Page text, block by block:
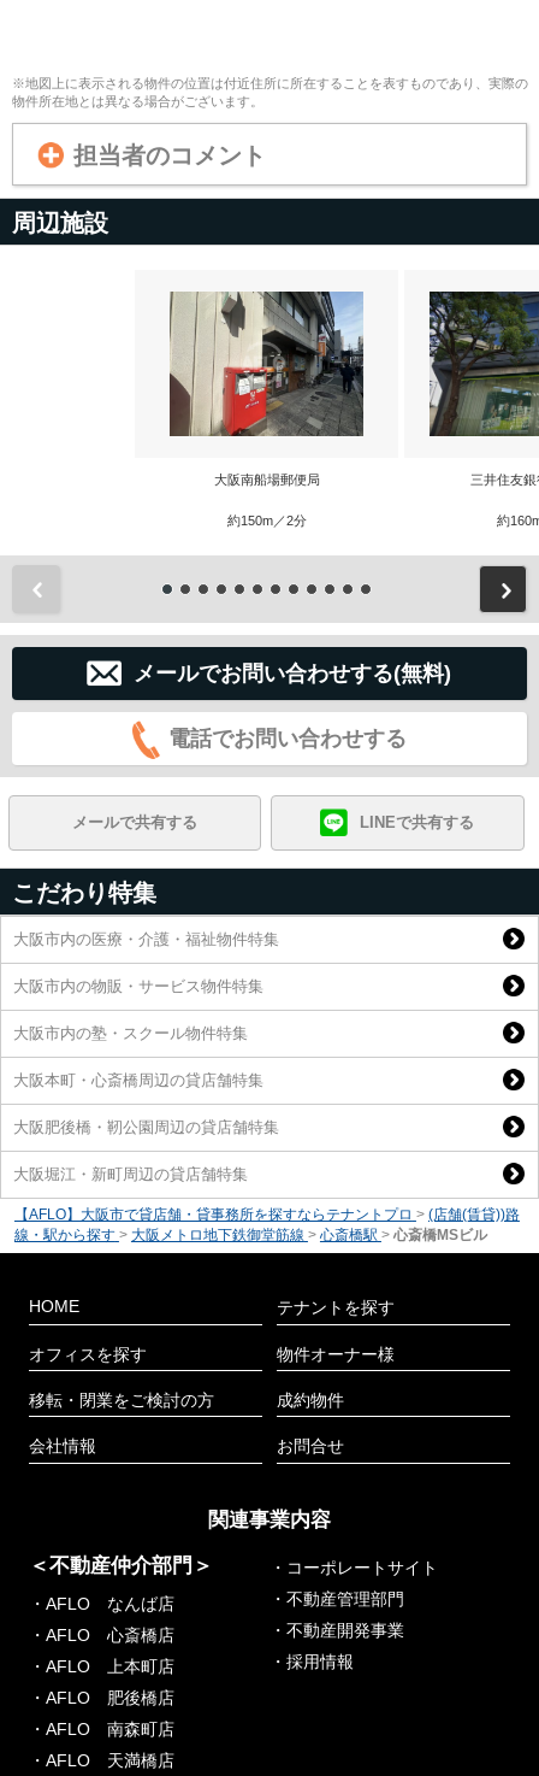
※地図上に表示される物件の位置は付近住所に所在することを表すものであり、実際の
物件所在地とは異なる場合がございます。
担当者のコメント
周辺施設
大阪南船場郵便局
約150m／2分
三井住友
約
メールでお問い合わせする(無料)
電話でお問い合わせする
メールで共有する LINEで共有する
こだわり特集
大阪市内の医療・介護・福祉物件特集
大阪市内の物販・サービス物件特集
大阪市内の塾・スクール物件特集
大阪本町・心斎橋周辺の貸店舗特集
大阪肥後橋・靭公園周辺の貸店舗特集
大阪堀江・新町周辺の貸店舗特集
【AFLO】大阪市で貸店舗・貸事務所を探すならテナントプロ > (店舗(賃貸))路
線・駅から探す > 大阪メトロ地下鉄御堂筋線 > 心斎橋駅 > 心斎橋MSビル
HOME
オフィスを探す
移転・閉業をご検討の方
会社情報
テナントを探す
物件オーナー様
成約物件
お問合せ
関連事業内容
＜不動産仲介部門＞
・AFLO なんば店
・AFLO 心斎橋店
・AFLO 上本町店
・AFLO 肥後橋店
・AFLO 南森町店
・AFLO 天満橋店
・コーポレートサイト
・不動産管理部門
・不動産開発事業
・採用情報